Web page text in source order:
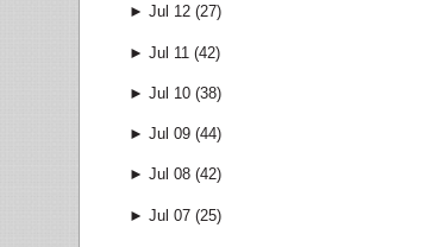
►Jul 12 (27)
►Jul 11 (42)
►Jul 10 (38)
►Jul 09 (44)
►Jul 08 (42)
►Jul 07 (25)